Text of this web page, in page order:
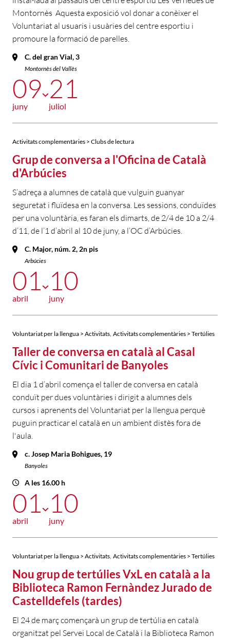
Montornès Aquesta exposició vol donar a conèixer el
Voluntariat al usuaris i usuàries del centre esportiu i
promoure la formació de parelles.
C. del gran Vial, 3
Montornès del Vallès
09
juny
21
juliol
Activitats complementàries > Clubs de lectura
Grup de conversa a l'Oficina de Català
d'Arbúcies
S’adreça a alumnes de català que vulguin guanyar
seguretat i fluïdesa en la conversa. Les sessions, conduïdes
per una voluntària, es faran els dimarts, de 2/4 de 10 a 2/4
d’11, de l’1 d’abril al 10 de juny, a l’OC d’Arbúcies.
C. Major, núm. 2, 2n pis
Arbúcies
01
abril
10
juny
Voluntariat per la llengua > Activitats Activitats complementàries > Tertúlies
Taller de conversa en català al Casal
Cívic i Comunitari de Banyoles
El dia 1 d’abril comença el taller de conversa en català
conduït per dues voluntàries i dirigit a alumnes dels
cursos i aprenents del Voluntariat per la llengua perquè
puguin practicar el català en un ambient distès fora de
l'aula.
c. Josep Maria Bohigues, 19
Banyoles
A les 16.00 h
01
abril
10
juny
Voluntariat per la llengua > Activitats Activitats complementàries > Tertúlies
Nou grup de tertúlies VxL en català a la
Biblioteca Ramon Fernàndez Jurado de
Castelldefels (tardes)
El 24 de març començarà un grup de tertúlia en català
organitzat pel Servei Local de Català i la Biblioteca Ramon